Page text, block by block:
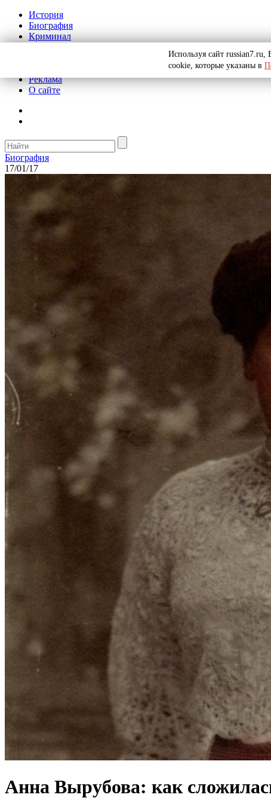
История
Биография
Криминал
Реклама
О сайте
Биография
17/01/17
Анна Вырубова: как
Используя сайт russian7.ru,
cookie, которые указаны в